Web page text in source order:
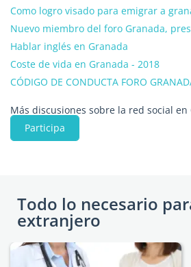
Como logro visado para emigrar a
Nuevo miembro del foro Granada,
Hablar inglés en Granada
Coste de vida en Granada - 2018
CÓDIGO DE CONDUCTA FORO
Más discusiones sobre la red social en
Participa
Todo lo necesario
extranjero